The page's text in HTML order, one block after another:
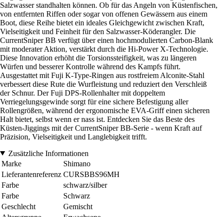
Salzwasser standhalten können. Ob für das Angeln von Küstenfischen,
von entfernten Riffen oder sogar von offenen Gewässern aus einem
Boot, diese Reihe bietet ein ideales Gleichgewicht zwischen Kraft,
Vielseitigkeit und Feinheit für den Salzwasser-Köderangler. Die
CurrentSniper BB verfügt über einen hochmodulierten Carbon-Blank
mit moderater Aktion, verstärkt durch die Hi-Power X-Technologie.
Diese Innovation erhöht die Torsionssteifigkeit, was zu längeren
Würfen und besserer Kontrolle während des Kampfs führt.
Ausgestattet mit Fuji K-Type-Ringen aus rostfreiem Alconite-Stahl
verbessert diese Rute die Wurfleistung und reduziert den Verschleiß
der Schnur. Der Fuji DPS-Rollenhalter mit doppeltem
Verriegelungsgewinde sorgt für eine sichere Befestigung aller
Rollengrößen, während der ergonomische EVA-Griff einen sicheren
Halt bietet, selbst wenn er nass ist. Entdecken Sie das Beste des
Küsten-Jiggings mit der CurrentSniper BB-Serie - wenn Kraft auf
Präzision, Vielseitigkeit und Langlebigkeit trifft.
Zusätzliche Informationen
Marke
Shimano
Lieferantenreferenz CURSBBS96MH
Farbe
schwarz/silber
Farbe
Schwarz
Geschlecht
Gemischt